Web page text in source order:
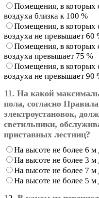
Помещения, в которых
воздуха близка к 100 %
Помещения, в которых
воздуха не превышает 60
Помещения, в которых
воздуха превышает 75 %
Помещения, в которых
воздуха не превышает 90
11. На какой
пола, согласно
электроустановок,
светильники,
приставных лестниц?
На высоте не более 6 м
На высоте не более 3 м
На высоте не более 7 м
На высоте не более 5 м